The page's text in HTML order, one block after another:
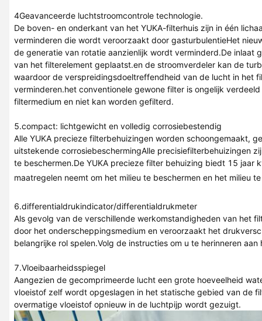
4Geavanceerde luchtstroomcontrole technologie.
De boven- en onderkant van het YUKA-filterhuis zijn in één
verminderen die wordt veroorzaakt door gasturbulentieHet
de generatie van rotatie aanzienlijk wordt verminderd.De inlaat
van het filterelement geplaatst.en de stroomverdeler kan de
waardoor de verspreidingsdoeltreffendheid van de lucht in het
verminderen.het conventionele gewone filter is ongelijk
filtermedium en niet kan worden gefilterd.
5.compact: lichtgewicht en volledig corrosiebestendig
Alle YUKA precieze filterbehuizingen worden schoongemaakt,
uitstekende corrosiebeschermingAlle precisiefilterbehuizingen
te beschermen.De YUKA precieze filter behuizing biedt 15 jaar
maatregelen neemt om het milieu te beschermen en het milieu
6.differentialdrukindicator/differentialdrukmeter
Als gevolg van de verschillende werkomstandigheden van het
door het onderscheppingsmedium en veroorzaakt het
belangrijke rol spelen.Volg de instructies om u te herinneren
7.Vloeibaarheidsspiegel
Aangezien de gecomprimeerde lucht een grote hoeveelheid
vloeistof zelf wordt opgeslagen in het statische gebied van de
overmatige vloeistof opnieuw in de luchtpijp wordt gezuigt.